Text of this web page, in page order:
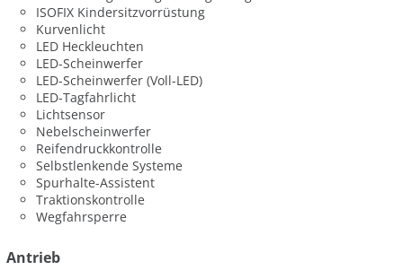
ISOFIX Kindersitzvorrüstung
Kurvenlicht
LED Heckleuchten
LED-Scheinwerfer
LED-Scheinwerfer (Voll-LED)
LED-Tagfahrlicht
Lichtsensor
Nebelscheinwerfer
Reifendruckkontrolle
Selbstlenkende Systeme
Spurhalte-Assistent
Traktionskontrolle
Wegfahrsperre
Antrieb